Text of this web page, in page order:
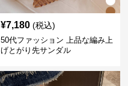
¥7,180 (税込)
50代ファッション 上品な編み上
げとがり先サンダル